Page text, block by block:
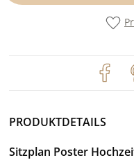
PRODUKTDETAILS
Sitzplan Poster